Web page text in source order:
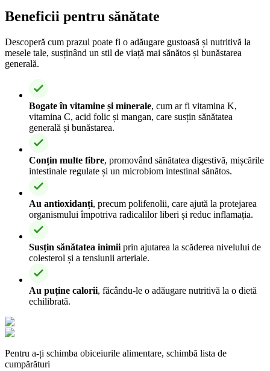
Beneficii pentru sănătate
Descoperă cum prazul poate fi o adăugare gustoasă și nutritivă la
mesele tale, susținând un stil de viață mai sănătos și bunăstarea
generală.
Bogate în vitamine și minerale, cum ar fi vitamina K,
vitamina C, acid folic și mangan, care susțin sănătatea
generală și bunăstarea.
Conțin multe fibre, promovând sănătatea digestivă, mișcările
intestinale regulate și un microbiom intestinal sănătos.
Au antioxidanți, precum polifenolii, care ajută la protejarea
organismului împotriva radicalilor liberi și reduc inflamația.
Susțin sănătatea inimii prin ajutarea la scăderea nivelului de
colesterol și a tensiunii arteriale.
Au puține calorii, făcându-le o adăugare nutritivă la o dietă
echilibrată.
Pentru a-ți schimba obiceiurile alimentare, schimbă lista de
cumpărături